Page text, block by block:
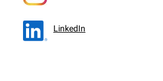
LinkedIn